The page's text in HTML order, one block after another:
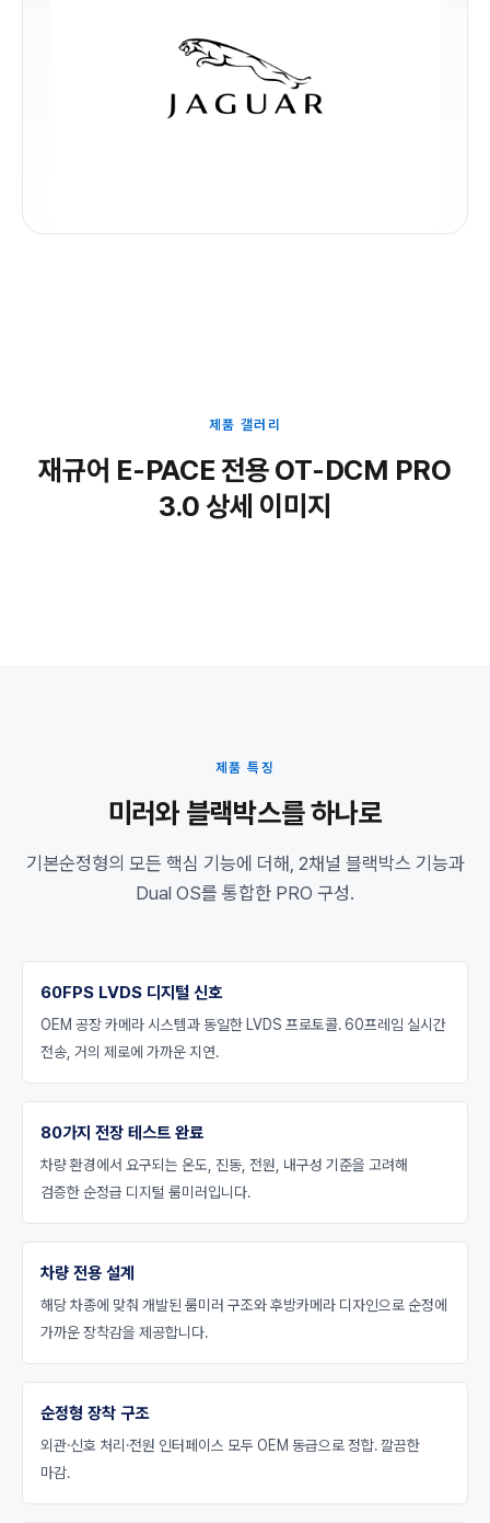
제품 갤러리
재규어 E-PACE 전용 OT-DCM PRO
3.0 상세 이미지
제품 특징
미러와 블랙박스를 하나로
기본순정형의 모든 핵심 기능에 더해, 2채널 블랙박스 기능과
Dual OS를 통합한 PRO 구성.
60FPS LVDS 디지털 신호
OEM 공장 카메라 시스템과 동일한 LVDS 프로토콜. 60프레임 실시간
전송, 거의 제로에 가까운 지연.
80가지 전장 테스트 완료
차량 환경에서 요구되는 온도, 진동, 전원, 내구성 기준을 고려해
검증한 순정급 디지털 룸미러입니다.
차량 전용 설계
해당 차종에 맞춰 개발된 룸미러 구조와 후방카메라 디자인으로 순정에
가까운 장착감을 제공합니다.
순정형 장착 구조
외관·신호 처리·전원 인터페이스 모두 OEM 동급으로 정합. 깔끔한
마감.